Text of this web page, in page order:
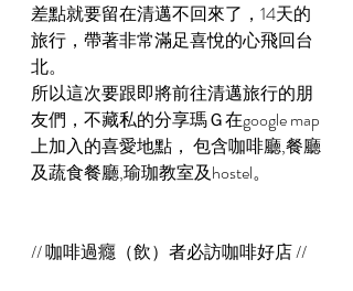
差點就要留在清邁不回來了，14天的
旅行，帶著非常滿足喜悅的心飛回台
北。
所以這次要跟即將前往清邁旅行的朋
友們，不藏私的分享瑪Ｇ在google map
上加入的喜愛地點， 包含咖啡廳,餐廳
及蔬食餐廳,瑜珈教室及hostel。
// 咖啡過癮（飲）者必訪咖啡好店 //